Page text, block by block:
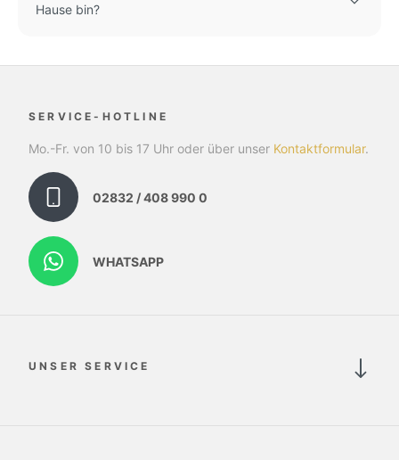
Hause bin?
SERVICE-HOTLINE
Mo.-Fr. von 10 bis 17 Uhr oder über unser Kontaktformular.
02832 / 408 990 0
WHATSAPP
UNSER SERVICE